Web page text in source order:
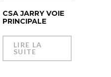
CSA JARRY VOIE
PRINCIPALE
LIRE LA
SUITE